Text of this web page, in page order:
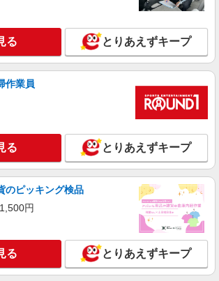
る とりあえずキープ
作業員
る とりあえずキープ
のピッキング検品
円
る とりあえずキープ